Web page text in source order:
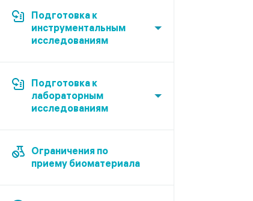
Подготовка к
инструментальным
исследованиям
Подготовка к
лабораторным
исследованиям
Ограничения по
приему биоматериала